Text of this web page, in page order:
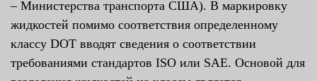
– Министерства транспорта США). В маркировку
жидкостей помимо соответствия определенному
классу DOT вводят сведения о соответствии
требованиями стандартов ISO или SAE. Основой для